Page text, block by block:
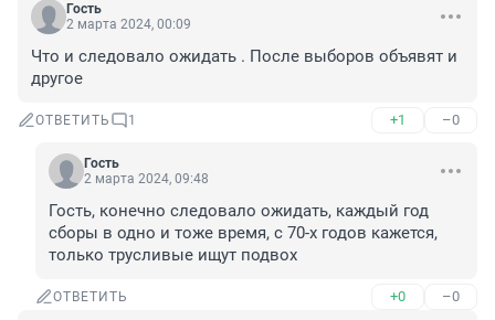
Гость
2 марта 2024, 00:09
Что и следовало ожидать . После выборов объявят и
другое
ОТВЕТИТЬ 1 +1 –0
Гость
2 марта 2024, 09:48
Гость, конечно следовало ожидать, каждый год
сборы в одно и тоже время, с 70-х годов кажется,
только трусливые ищут подвох
ОТВЕТИТЬ +0 –0